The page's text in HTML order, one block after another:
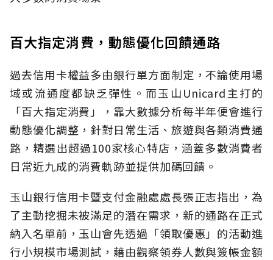
百大指定消費，動態優化回饋通路
過去信用卡權益多由銀行單方面制定，不論使用場
域或流通度都缺乏彈性。而玉山Unicard主打的
「百大指定消費」，靠大數據分析每半年便會進行
動態優化調整，針對日常生活、旅遊與各類消費通
路，精選出超過100家核心特店，涵蓋多數消費者
日常近九成的消費軌跡並提供加碼回饋。
玉山銀行信用卡暨支付金融處處長張正志指出，為
了主動挖掘未被滿足的潛在需求，新的通路在正式
納入名單前，玉山會先透過「領取優惠」的活動進
行小規模市場測試，藉由觀察領券人數與簽帳金額